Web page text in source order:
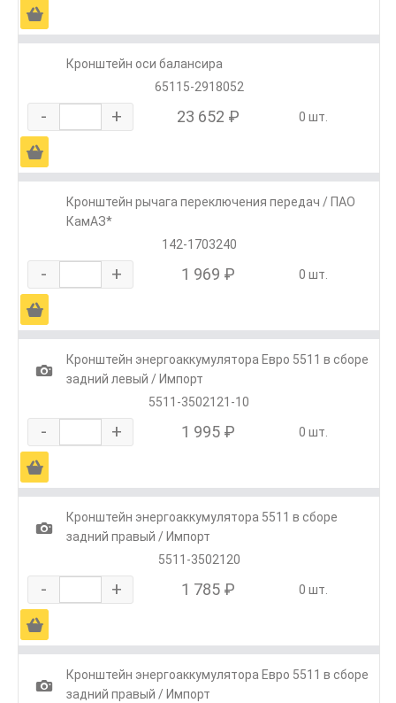
Ä
Кронштейн оси балансира
65115-2918052
- + 23 652 ₽ 0 шт.
Ä
Кронштейн рычага переключения передач / ПАО
КамАЗ*
142-1703240
- + 1 969 ₽ 0 шт.
Ä
1
Кронштейн энергоаккумулятора Евро 5511 в сборе
задний левый / Импорт
5511-3502121-10
- + 1 995 ₽ 0 шт.
Ä
1
Кронштейн энергоаккумулятора 5511 в сборе
задний правый / Импорт
5511-3502120
- + 1 785 ₽ 0 шт.
Ä
1
Кронштейн энергоаккумулятора Евро 5511 в сборе
задний правый / Импорт